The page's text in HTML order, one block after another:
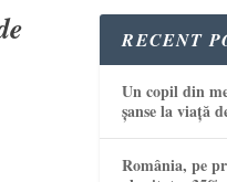
RECENT
Un copil din
șanse la viață
România, pe